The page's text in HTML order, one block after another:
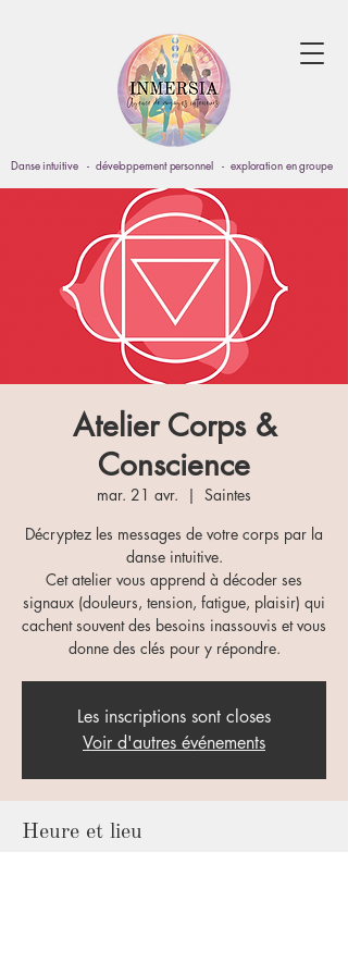
Danse intuitive - développement personnel - exploration en groupe
Atelier Corps &
Conscience
mar. 21 avr.
  |
Saintes
Décryptez les messages de votre corps par la
danse intuitive.
Cet atelier vous apprend à décoder ses
signaux (douleurs, tension, fatigue, plaisir) qui
cachent souvent des besoins inassouvis et vous
Les inscriptions sont closes
Voir d'autres événements
Heure et lieu